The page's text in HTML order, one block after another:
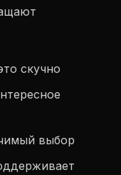
скучно
выбор